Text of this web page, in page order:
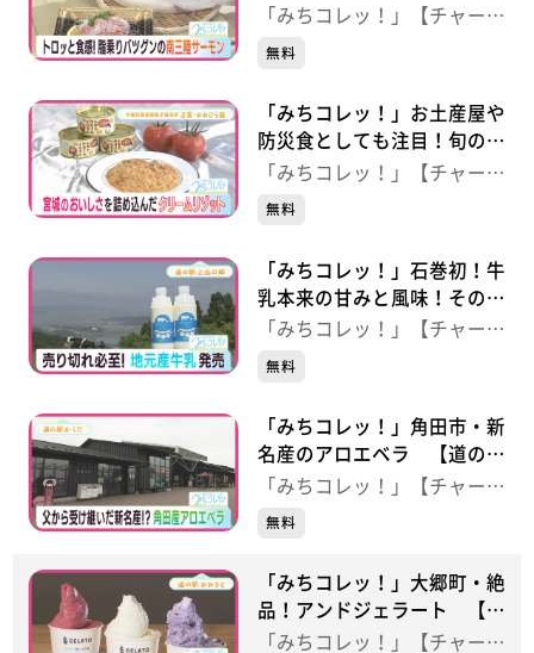
ン」 【道の駅さんさん南三
「みちコレッ！」【チャー
ジ！】
無料
「みちコレッ！」お土産屋や
防災食としても注目！旬のト
マトクリームリゾット【万
「みちコレッ！」【チャー
ジ！】
無料
「みちコレッ！」石巻初！牛
乳本来の甘みと風味！その秘
密とは・・・？【道の駅 上
「みちコレッ！」【チャー
ジ！】
無料
「みちコレッ！」角田市・新
名産のアロエベラ 【道の駅
かくだ】
「みちコレッ！」【チャー
ジ！】
無料
「みちコレッ！」大郷町・絶
品！アンドジェラート 【道
の駅おおさと】
「みちコレッ！」【チャー